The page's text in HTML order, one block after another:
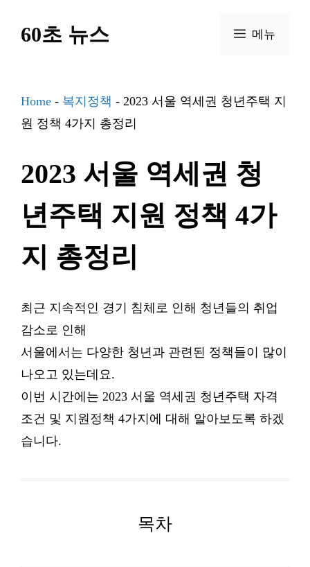
60초 뉴스 메뉴
Home - 복지정책 - 2023 서울 역세권 청년주택 지
원 정책 4가지 총정리
2023 서울 역세권 청
년주택 지원 정책 4가
지 총정리
최근 지속적인 경기 침체로 인해 청년들의 취업
감소로 인해
서울에서는 다양한 청년과 관련된 정책들이 많이
나오고 있는데요.
이번 시간에는 2023 서울 역세권 청년주택 자격
조건 및 지원정책 4가지에 대해 알아보도록 하겠
습니다.
목차